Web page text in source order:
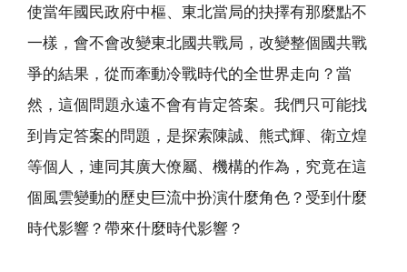
使當年國民政府中樞、東北當局的抉擇有那麼點不
一樣，會不會改變東北國共戰局，改變整個國共戰
爭的結果，從而牽動冷戰時代的全世界走向？當
然，這個問題永遠不會有肯定答案。我們只可能找
到肯定答案的問題，是探索陳誠、熊式輝、衛立煌
等個人，連同其廣大僚屬、機構的作為，究竟在這
個風雲變動的歷史巨流中扮演什麼角色？受到什麼
時代影響？帶來什麼時代影響？